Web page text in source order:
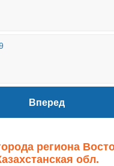
Вперед
региона
обл.